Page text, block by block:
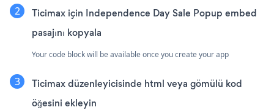
Ticimax için Independence Day Sale Popup embed
pasajını kopyala
Your code block will be available once you create your app
Ticimax düzenleyicisinde html veya gömülü kod
öğesini ekleyin